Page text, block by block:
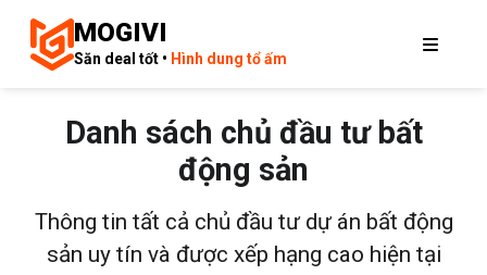
MOGIVI
Săn deal tốt • Hình dung tổ ấm
Danh sách chủ đầu tư bất
động sản
Thông tin tất cả chủ đầu tư dự án bất động
sản uy tín và được xếp hạng cao hiện tại